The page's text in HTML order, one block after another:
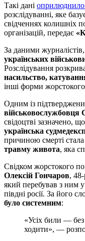
Такі дані оприлюднило
розслідуванні, яке
свідченнях колишніх
організацій, передає
За даними
українських
Розслідування
насильство,
інші форми
Одним із
військовослужбовця
свідоцтві зазначено,
українська
причиною смерті стала
травму живота, яка
Свідком жорстокого
Олексій Гончаров,
який перебував з ним
півдні росії. За його
було системним:
«Усіх били — без
ходити», —